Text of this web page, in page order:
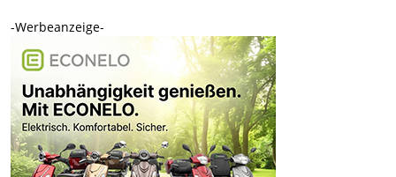
-Werbeanzeige-